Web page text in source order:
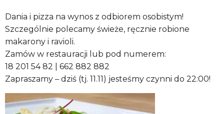
Dania i pizza na wynos z odbiorem osobistym!
Szczególnie polecamy świeże, ręcznie robione
makarony i ravioli.
Zamów w restauracji lub pod numerem:
18 201 54 82 | 662 882 882
Zapraszamy – dziś (tj. 11.11) jesteśmy czynni do 22:00!